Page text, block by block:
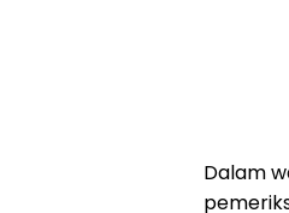
Dalam